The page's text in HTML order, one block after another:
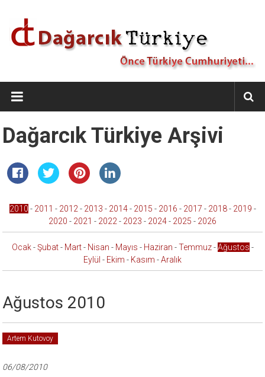
Dağarcık
Türkiye
Önce
Türkiye
Dağarcık Türkiye Arşivi
2010 - 2011 - 2012 - 2013 - 2014- 2015 - 2016 - 2017 - 2018- 2019 -
2020 - 2021 - 2022 - 2023 - 2024- 2025 - 2026
Ocak-Şubat- Mart- Nisan - Mayıs - Haziran -Temmuz-Ağustos -
Eylül - Ekim - Kasım -Aralık
Ağustos 2010
Artem Kutovoy
06/08/2010